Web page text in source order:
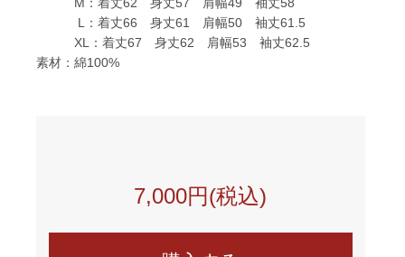
L：着丈66 身丈61 肩幅50 袖丈61.5
XL：着丈67 身丈62 肩幅53 袖丈62.5
素材：綿100%
7,000円(税込)